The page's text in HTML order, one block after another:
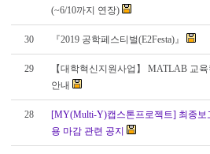
(~6/10까지 연장)
30 『2019 공학페스티벌(E2Festa)』
29
【대학혁신지원사업】 MATLAB 교
안내
28
[MY(Multi-Y)캡스톤프로젝트] 최종보
용 마감 관련 공지